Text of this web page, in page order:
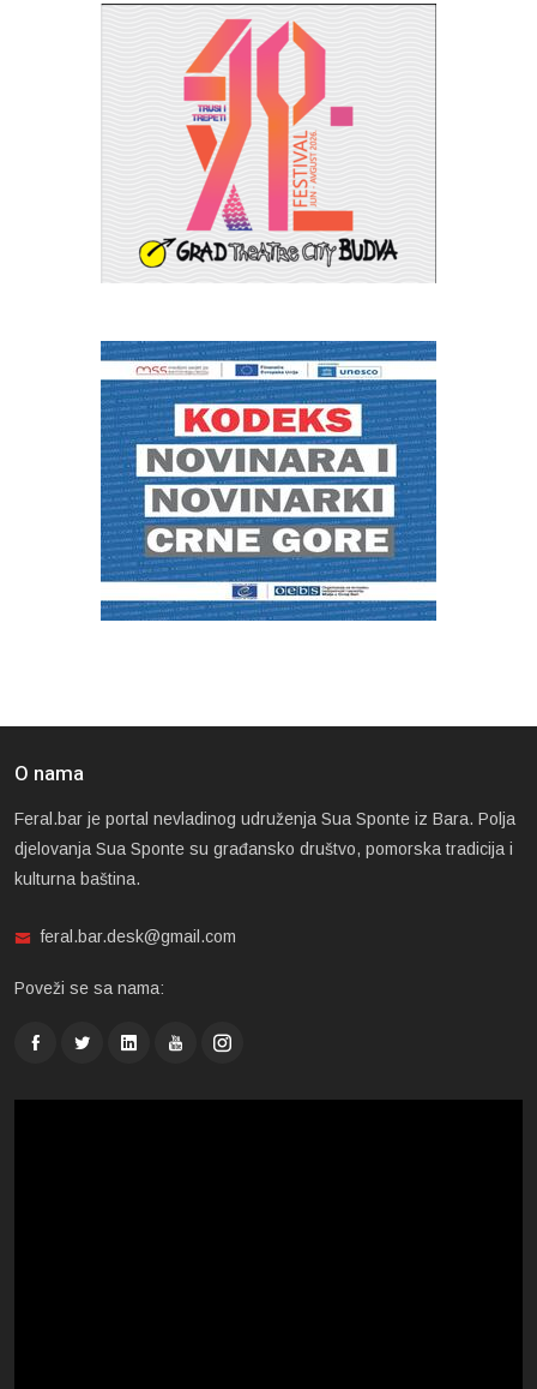
O nama
Feral.bar je portal nevladinog udruženja Sua Sponte iz Bara. Polja
djelovanja Sua Sponte su građansko društvo, pomorska tradicija i
kulturna baština.
feral.bar.desk@gmail.com
Poveži se sa nama: